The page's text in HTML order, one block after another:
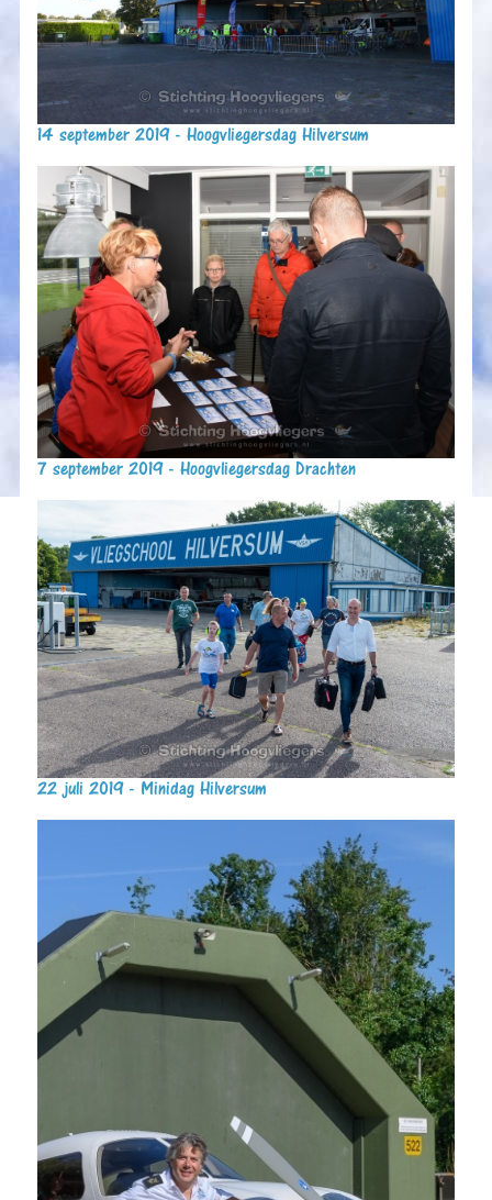
14 september 2019 - Hoogvliegersdag Hilversum
7 september 2019 - Hoogvliegersdag Drachten
22 juli 2019 - Minidag Hilversum